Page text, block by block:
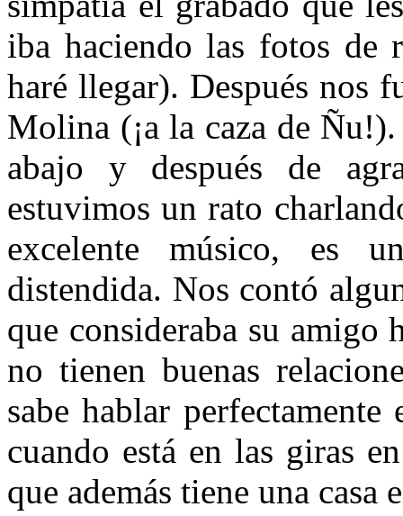
iba haciendo las fotos de
haré llegar). Después nos
Molina (¡a la caza de
abajo y después de
estuvimos un rato
excelente músico, es
distendida. Nos contó
que consideraba su amigo
no tienen buenas
sabe hablar
cuando está en las giras
que además tiene una casa